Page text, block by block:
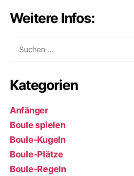
Weitere Infos:
nach:
Kategorien
Anfänger
Boule spielen
Boule-Kugeln
Boule-Plätze
Boule-Regeln